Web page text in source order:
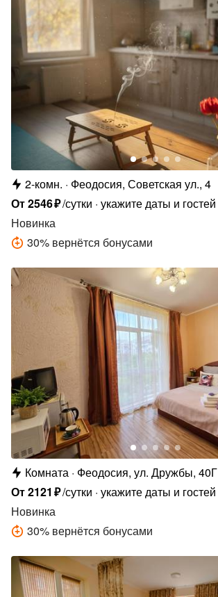
2-комн.
Феодосия, Советская ул., 4
От2546₽/сутки укажите даты и гостей
Новинка
30% вернётся бонусами
Комната
Феодосия, ул. Дружбы, 40Г
От2121 ₽/сутки укажите даты и гостей
Новинка
30% вернётся бонусами